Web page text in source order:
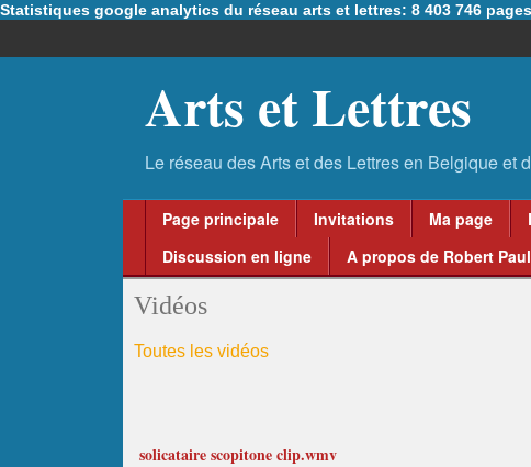
Statistiques google analytics du réseau arts et lettres: 8 403 746
Arts et Lettres
Page principale Invitations Ma page
Discussion en ligne
A propos de Robert Paul
Vidéos
Toutes les vidéos
solicataire scopitone clip.wmv